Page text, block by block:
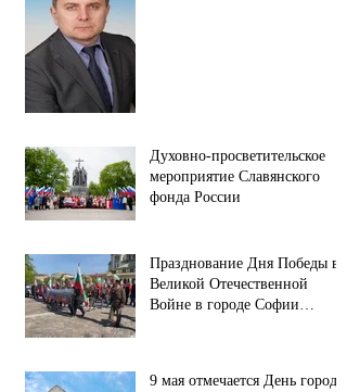
Духовно-просветительское
мероприятие Славянского
фонда России
Празднование Дня Победы в
Великой Отечественной
Войне в городе Софии
9 мая отмечается День города